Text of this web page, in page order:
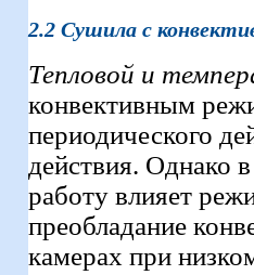
2.2 Сушила с
Тепловой и
конвективным
периодического
действия. Однако
работу влияет
преобладание
камерах при